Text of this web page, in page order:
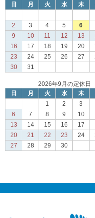
日
月 火 水 木
2
3 4 5 6
9
10 11 12 13
16
17 18 19 20
23
24 25 26 27
30
31
2026年9月の定休日
日
月 火 水 木
1
2 3
6
7 8 9 10
13
14 15 16 17
20
21 22 23 24
27
28 29 30